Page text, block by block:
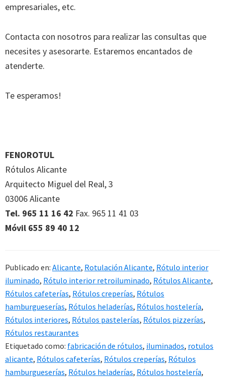
empresariales, etc.
Contacta con nosotros para realizar las consultas que
necesites y asesorarte. Estaremos encantados de
atenderte.
Te esperamos!
FENOROTUL
Rótulos Alicante
Arquitecto Miguel del Real, 3
03006 Alicante
Tel. 965 11 16 42 Fax. 965 11 41 03
Móvil 655 89 40 12
Publicado en: Alicante, Rotulación Alicante, Rótulo interior
iluminado, Rótulo interior retroiluminado, Rótulos Alicante,
Rótulos cafeterías, Rótulos creperías, Rótulos
hamburgueserías, Rótulos heladerías, Rótulos hostelería,
Rótulos interiores, Rótulos pastelerías, Rótulos pizzerías,
Rótulos restaurantes
Etiquetado como: fabricación de rótulos, iluminados, rotulos
alicante, Rótulos cafeterías, Rótulos creperías, Rótulos
hamburgueserías, Rótulos heladerías, Rótulos hostelería,